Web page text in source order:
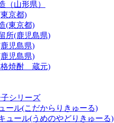
（山形県）
京都)
(東京都)
所(鹿児島県)
児島県)
児島県)
格焼酎 蔵元)
シリーズ
ール(こだからりきゅーる)
ュール(うめのやどりきゅーる)